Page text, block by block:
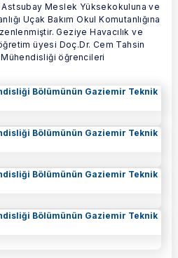
Meslek Yüksekokuluna ve
Uçak Bakım Okul Komutanlığına
Geziye Havacılık ve
üyesi Doç.Dr. Cem Tahsin
Mühendisliği öğrencileri